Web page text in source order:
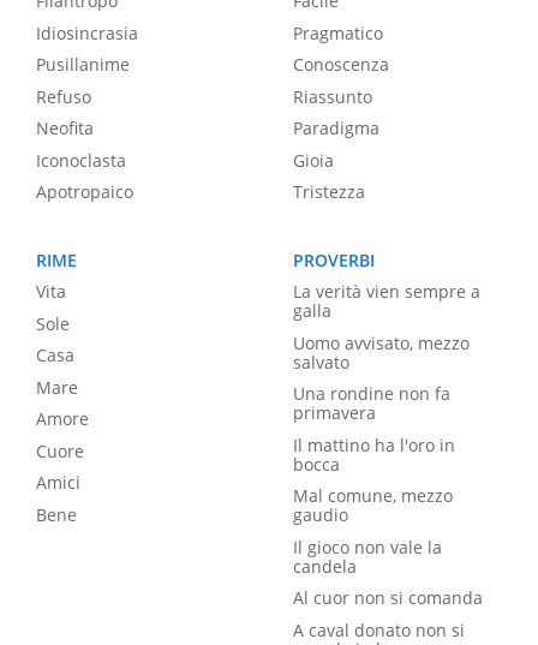
Idiosincrasia
Pusillanime
Refuso
Neofita
Iconoclasta
Apotropaico
Pragmatico
Conoscenza
Riassunto
Paradigma
Gioia
Tristezza
RIME
Vita
Sole
Casa
Mare
Amore
Cuore
Amici
Bene
PROVERBI
La verità vien sempre a
galla
Uomo avvisato, mezzo
salvato
Una rondine non fa
primavera
Il mattino ha l'oro in
bocca
Mal comune, mezzo
gaudio
Il gioco non vale la
candela
Al cuor non si comanda
A caval donato non si